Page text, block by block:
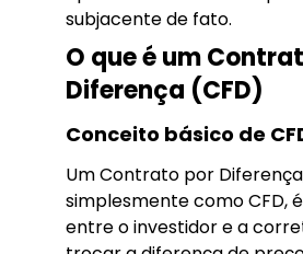
subjacente de fato.
O que é um
Diferença (CFD)
Conceito básico de
Um Contrato por
simplesmente como CFD,
entre o investidor e a